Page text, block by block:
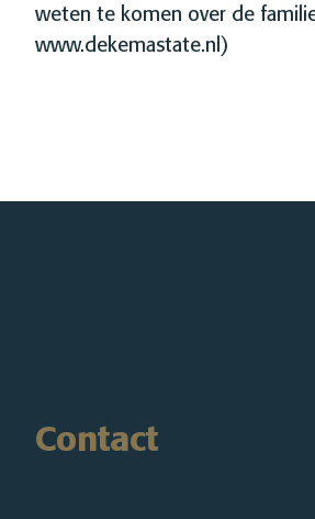
weten te komen over de
www.dekemastate.nl)
Contact